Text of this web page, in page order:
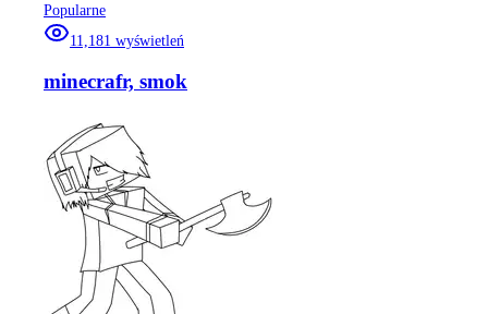
Popularne
11,181 wyświetleń
minecrafr, smok